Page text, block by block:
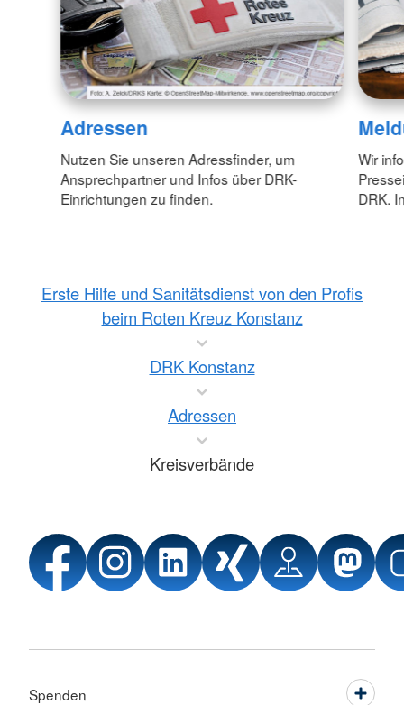
Adressen
Nutzen Sie unseren Adressfinder, um
Ansprechpartner und Infos über DRK-
Einrichtungen zu finden.
Wir
DRK.
Erste Hilfe und Sanitätsdienst von den Profis
beim Roten Kreuz Konstanz
DRK Konstanz
Adressen
Kreisverbände
Spenden